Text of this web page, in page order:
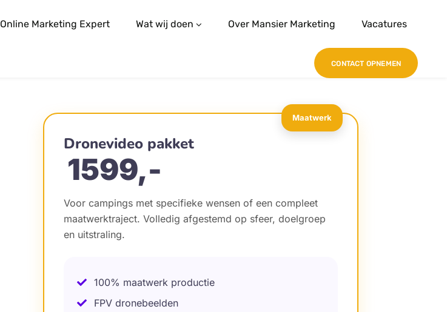
Online Marketing Expert Wat wij doen Over Mansier Marketing Vacatures
CONTACT OPNEMEN
Maatwerk
Dronevideo pakket
1599,-
Voor campings met specifieke wensen of een compleet
maatwerktraject. Volledig afgestemd op sfeer, doelgroep
en uitstraling.
100% maatwerk productie
FPV dronebeelden